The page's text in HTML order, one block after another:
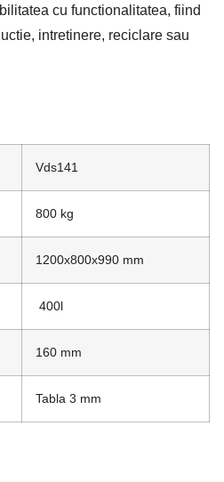
cu functionalitatea, fiind
intretinere, reciclare sau
Vds141
800 kg
1200x800x990 mm
400l
160 mm
Tabla 3 mm